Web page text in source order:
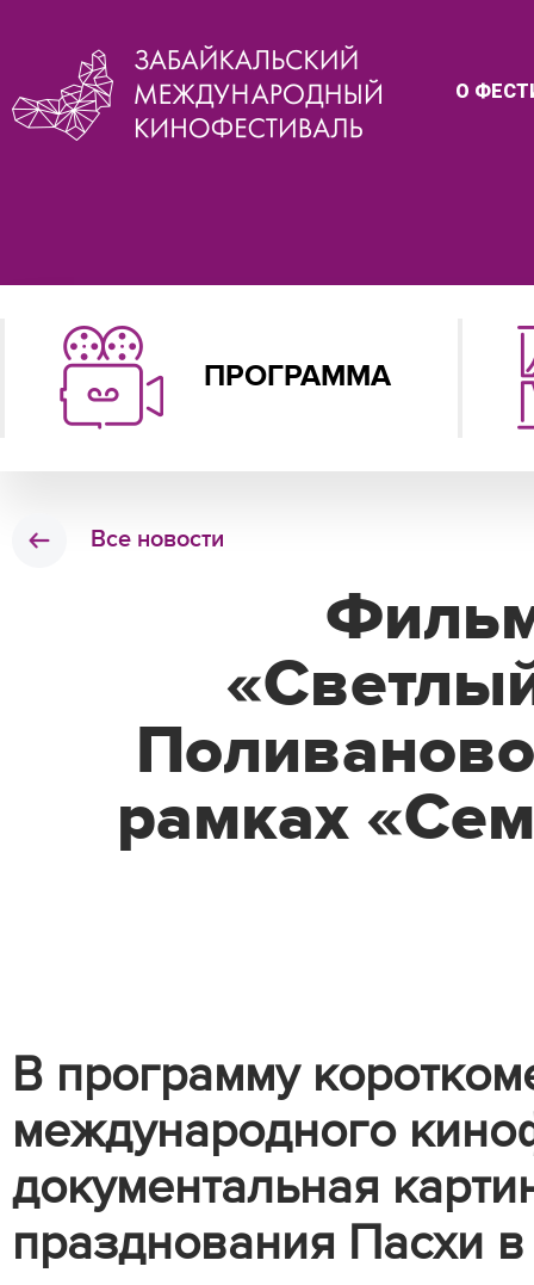
О
ПРОГРАММА
Все новости
рамках
В программу
международного
документальная
празднования Пасхи